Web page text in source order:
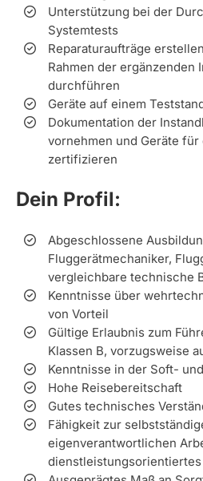
Unterstützung bei der
Systemtests
Reparaturaufträge
Rahmen der ergänzenden
durchführen
Geräte auf einem
Dokumentation der
vornehmen und Geräte
zertifizieren
Dein Profil:
Abgeschlossene
Fluggerätmechaniker,
vergleichbare technische
Kenntnisse über
von Vorteil
Gültige Erlaubnis zum
Klassen B, vorzugsweise
Kenntnisse in der Soft-
Hohe Reisebereitschaft
Gutes technisches
Fähigkeit zur
eigenverantwortlichen